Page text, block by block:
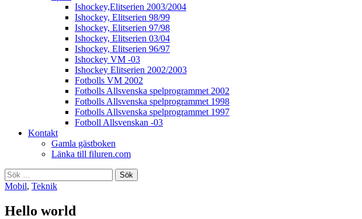
Ishockey,Elitserien 2003/2004
Ishockey, Elitserien 98/99
Ishockey, Elitserien 97/98
Ishockey, Elitserien 03/04
Ishockey, Elitserien 96/97
Ishockey VM -03
Ishockey Elitserien 2002/2003
Fotbolls VM 2002
Fotbolls Allsvenska spelprogrammet 2002
Fotbolls Allsvenska spelprogrammet 1998
Fotbolls Allsvenska spelprogrammet 1997
Fotboll Allsvenskan -03
Kontakt
Gamla gästboken
Länka till filuren.com
Sök
efter:
Mobil, Teknik
Hello world